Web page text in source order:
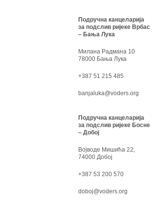
Подручна канцеларија
за подслив ријеке Врбас
– Бања Лука
Милана Радмана 10
78000 Бања Лука
+387 51 215 485
banjaluka@voders.org
Подручна канцеларија
за подслив ријеке Босне
– Добој
Војводе Мишића 22,
74000 Добој
+387 53 200 570
doboj@voders.org